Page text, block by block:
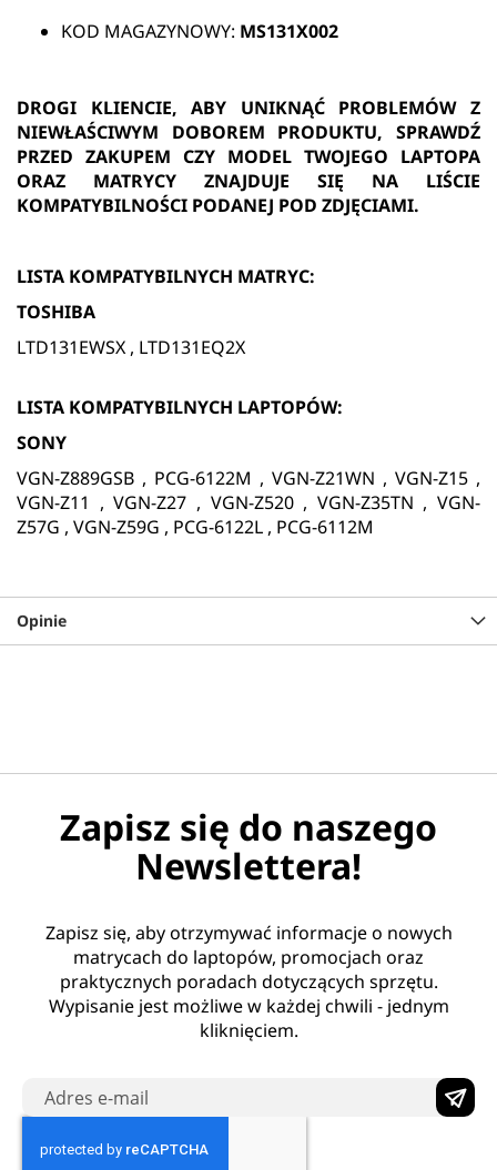
KOD MAGAZYNOWY: MS131X002
DROGI KLIENCIE, ABY UNIKNĄĆ PROBLEMÓW Z
NIEWŁAŚCIWYM DOBOREM PRODUKTU, SPRAWDŹ
PRZED ZAKUPEM CZY MODEL TWOJEGO LAPTOPA
ORAZ MATRYCY ZNAJDUJE SIĘ NA LIŚCIE
KOMPATYBILNOŚCI PODANEJ POD ZDJĘCIAMI.
LISTA KOMPATYBILNYCH MATRYC:
TOSHIBA
LTD131EWSX , LTD131EQ2X
LISTA KOMPATYBILNYCH LAPTOPÓW:
SONY
VGN-Z889GSB , PCG-6122M , VGN-Z21WN , VGN-Z15 ,
VGN-Z11 , VGN-Z27 , VGN-Z520 , VGN-Z35TN , VGN-
Z57G , VGN-Z59G , PCG-6122L , PCG-6112M
Opinie
Zapisz się do naszego
Newslettera!
Zapisz się, aby otrzymywać informacje o nowych
matrycach do laptopów, promocjach oraz
praktycznych poradach dotyczących sprzętu.
Wypisanie jest możliwe w każdej chwili - jednym
kliknięciem.